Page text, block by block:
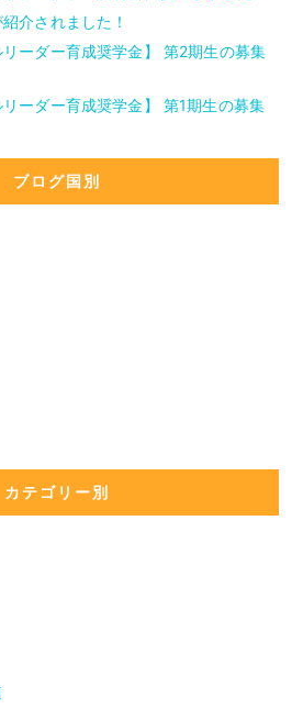
介されました！
リーダー育成奨学金】 第2期生の募集
リーダー育成奨学金】 第1期生の募集
ブログ国別
カテゴリー別